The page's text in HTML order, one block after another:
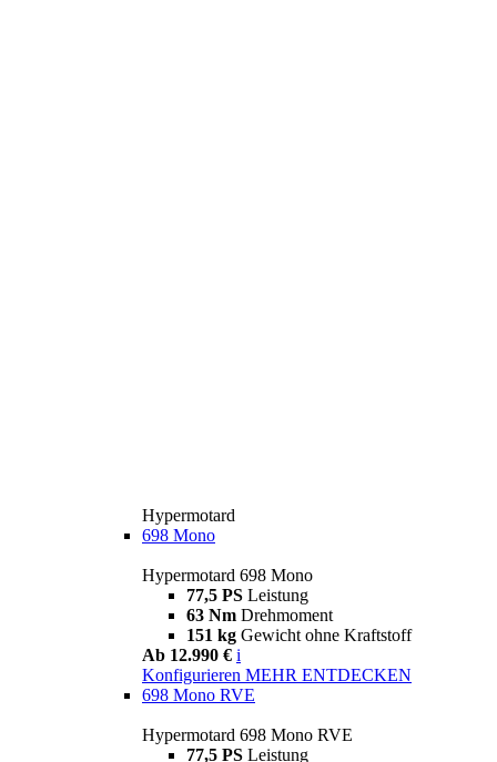
Hypermotard
698 Mono
Hypermotard 698 Mono
77,5 PS Leistung
63 Nm Drehmoment
151 kg Gewicht ohne Kraftstoff
Ab 12.990 € i
Konfigurieren MEHR ENTDECKEN
698 Mono RVE
Hypermotard 698 Mono RVE
77,5 PS Leistung